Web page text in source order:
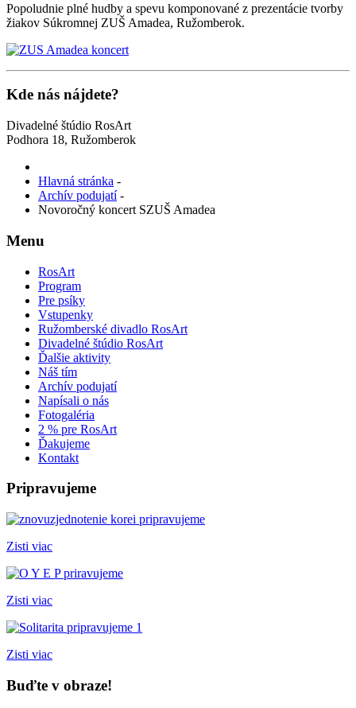
Popoludnie plné hudby a spevu komponované z prezentácie tvorby
žiakov Súkromnej ZUŠ Amadea, Ružomberok.
Kde nás nájdete?
Divadelné štúdio RosArt
Podhora 18, Ružomberok
Hlavná stránka -
Archív podujatí -
Novoročný koncert SZUŠ Amadea
Menu
RosArt
Program
Pre psíky
Vstupenky
Ružomberské divadlo RosArt
Divadelné štúdio RosArt
Ďalšie aktivity
Náš tím
Archív podujatí
Napísali o nás
Fotogaléria
2 % pre RosArt
Ďakujeme
Kontakt
Pripravujeme
Zisti viac
Zisti viac
Zisti viac
Buďte v obraze!